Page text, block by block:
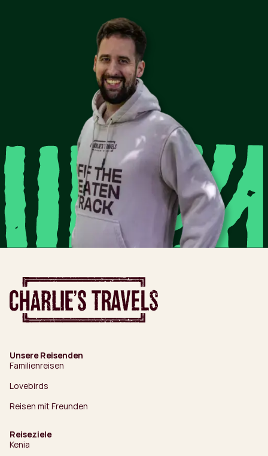
Unsere Reisenden
Familienreisen
Lovebirds
Reisen mit Freunden
Reiseziele
Kenia